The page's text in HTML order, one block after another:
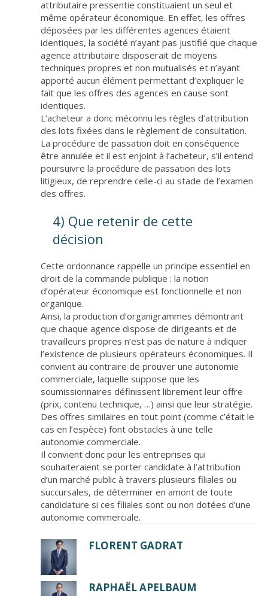
attributaire pressentie constituaient un seul et
même opérateur économique. En effet, les offres
déposées par les différentes agences étaient
identiques, la société n’ayant pas justifié que chaque
agence attributaire disposerait de moyens
techniques propres et non mutualisés et n’ayant
apporté aucun élément permettant d’expliquer le
fait que les offres des agences en cause sont
identiques.
L’acheteur a donc méconnu les règles d’attribution
des lots fixées dans le règlement de consultation.
La procédure de passation doit en conséquence
être annulée et il est enjoint à l’acheteur, s’il entend
poursuivre la procédure de passation des lots
litigieux, de reprendre celle-ci au stade de l’examen
des offres.
4) Que retenir de cette
décision
Cette ordonnance rappelle un principe essentiel en
droit de la commande publique : la notion
d’opérateur économique est fonctionnelle et non
organique.
Ainsi, la production d’organigrammes démontrant
que chaque agence dispose de dirigeants et de
travailleurs propres n’est pas de nature à indiquer
l’existence de plusieurs opérateurs économiques. Il
convient au contraire de prouver une autonomie
commerciale, laquelle suppose que les
soumissionnaires définissent librement leur offre
(prix, contenu technique, …) ainsi que leur stratégie.
Des offres similaires en tout point (comme c’était le
cas en l’espèce) font obstacles à une telle
autonomie commerciale.
Il convient donc pour les entreprises qui
souhaiteraient se porter candidate à l’attribution
d’un marché public à travers plusieurs filiales ou
succursales, de déterminer en amont de toute
candidature si ces filiales sont ou non dotées d’une
autonomie commerciale.
FLORENT GADRAT
RAPHAËL APELBAUM